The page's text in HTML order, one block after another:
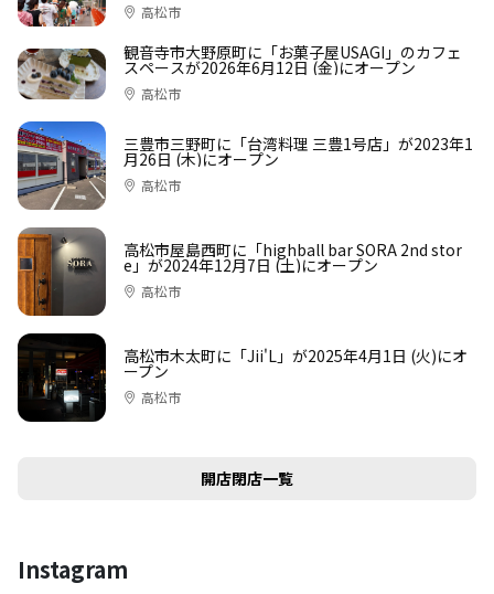
高松市
観音寺市大野原町に「お菓子屋USAGI」のカフェ
スペースが2026年6月12日 (金)にオープン
高松市
三豊市三野町に「台湾料理 三豊1号店」が2023年1
月26日 (木)にオープン
高松市
高松市屋島西町に「highball bar SORA 2nd stor
e」が2024年12月7日 (土)にオープン
高松市
高松市木太町に「Jii'L」が2025年4月1日 (火)にオ
ープン
高松市
開店閉店一覧
Instagram